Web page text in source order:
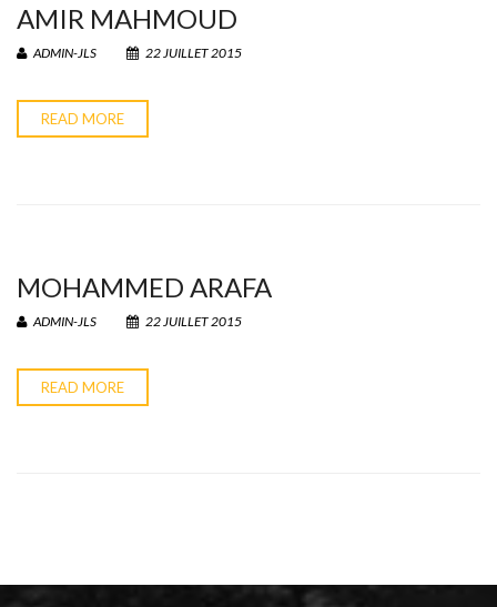
AMIR MAHMOUD
ADMIN-JLS 22 JUILLET 2015
READ MORE
MOHAMMED ARAFA
ADMIN-JLS 22 JUILLET 2015
READ MORE